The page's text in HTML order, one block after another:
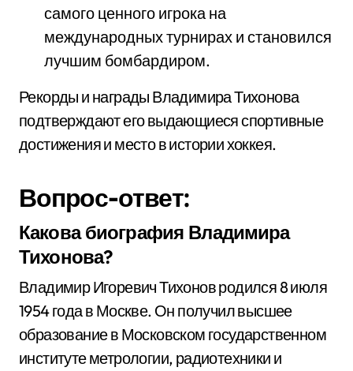
самого ценного игрока на
международных турнирах и становился
лучшим бомбардиром.
Рекорды и награды Владимира Тихонова
подтверждают его выдающиеся спортивные
достижения и место в истории хоккея.
Вопрос-ответ:
Какова биография Владимира
Тихонова?
Владимир Игоревич Тихонов родился 8 июля
1954 года в Москве. Он получил высшее
образование в Московском государственном
институте метрологии, радиотехники и